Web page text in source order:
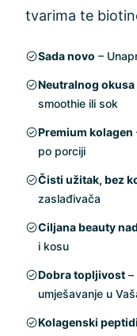
tvarima te
Sada novo –
Neutralnog
smoothie ili sok
Premium kolagen
po porciji
Čisti užitak, bez
zaslađivača
Ciljana beauty
i kosu
Dobra topljivost –
umješavanje u
Kolagenski